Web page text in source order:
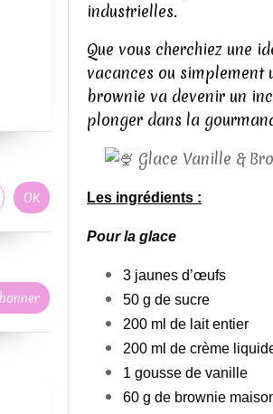
industrielles.
Que vous cherchiez une
vacances ou simplement
brownie va devenir un
plonger dans la
Les ingrédients :
Pour la glace
3 jaunes d’œufs
50 g de sucre
200 ml de lait entier
200 ml de crème
1 gousse de vanille
60 g de brownie